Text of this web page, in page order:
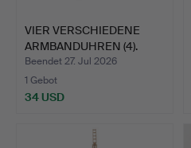
VIER VERSCHIEDENE
ARMBANDUHREN (4).
Beendet 27. Jul 2026
1 Gebot
34 USD